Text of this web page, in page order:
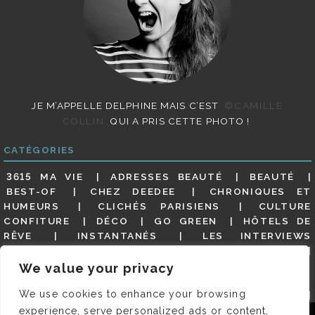
We value your privacy
We use cookies to enhance your browsing
experience, serve personalized ads or content,
JE M’APPELLE DELPHINE MAIS C’EST
©CAMILLE
COLLIN
QUI A PRIS CETTE PHOTO !
CATÉGORIES
3615 MA VIE ADRESSES BEAUTÉ
BEAUTÉ
BEST-OF
CHEZ DEEDEE
CHRONIQUES ET
HUMEURS
CLICHÉS PARISIENS
CULTURE
CONFITURE
DÉCO GO GREEN
HÔTELS DE
RÊVE
INSTANTANÉS
LES INTERVIEWS
MES ADRESSES
MODE NON CLASSÉ
GUIDE
PARIS EN PHOTOS
RESTAURANTS
REVUE DE PRESSE DÉTAILLÉE, SIOU PLAIT